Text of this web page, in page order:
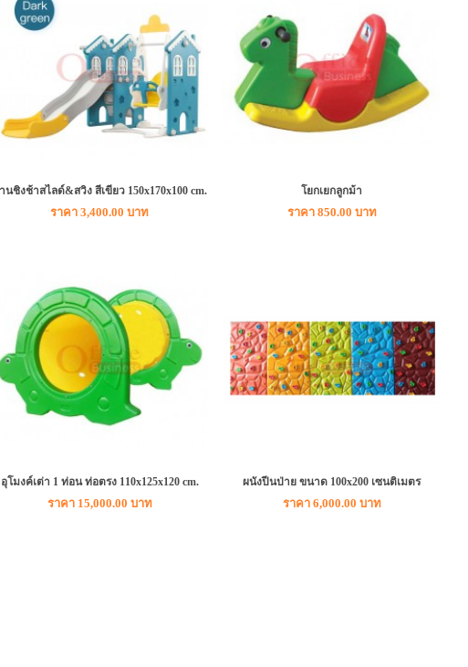
นชิงช้าสไลด์&สวิง สีเขียว 150x170x100 cm.
ราคา 3,400.00 บาท
โยกเยกลูกม้า
ราคา 850.00 บาท
อุโมงค์เต่า 1 ท่อน ท่อตรง 110x125x120 cm.
ราคา 15,000.00 บาท
ผนังปีนป่าย ขนาด 100x200 เซนติเมตร
ราคา 6,000.00 บาท